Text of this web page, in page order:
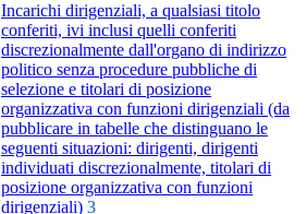
Incarichi dirigenziali, a qualsiasi titolo
conferiti, ivi inclusi quelli conferiti
discrezionalmente dall'organo di indirizzo
politico senza procedure pubbliche di
selezione e titolari di posizione
organizzativa con funzioni dirigenziali (da
pubblicare in tabelle che distinguano le
seguenti situazioni: dirigenti, dirigenti
individuati discrezionalmente, titolari di
posizione organizzativa con funzioni
dirigenziali) 3